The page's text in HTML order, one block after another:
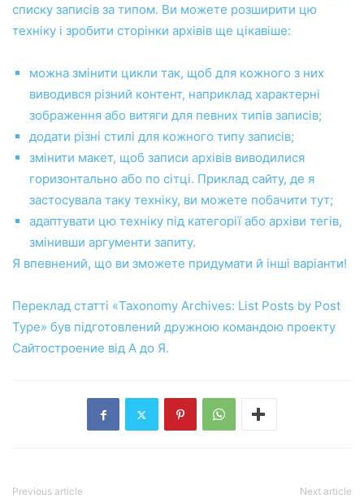
списку записів за типом. Ви можете розширити цю
техніку і зробити сторінки архівів ще цікавіше:
можна змінити цикли так, щоб для кожного з них
виводився різний контент, наприклад характерні
зображення або витяги для певних типів записів;
додати різні стилі для кожного типу записів;
змінити макет, щоб записи архівів виводилися
горизонтально або по сітці. Приклад сайту, де я
застосувала таку техніку, ви можете побачити тут;
адаптувати цю техніку під категорії або архіви тегів,
змінивши аргументи запиту.
Я впевнений, що ви зможете придумати й інші варіанти!
Переклад статті «Taxonomy Archives: List Posts by Post
Type» був підготовлений дружною командою проекту
Сайтостроение від А до Я.
Previous article Next article